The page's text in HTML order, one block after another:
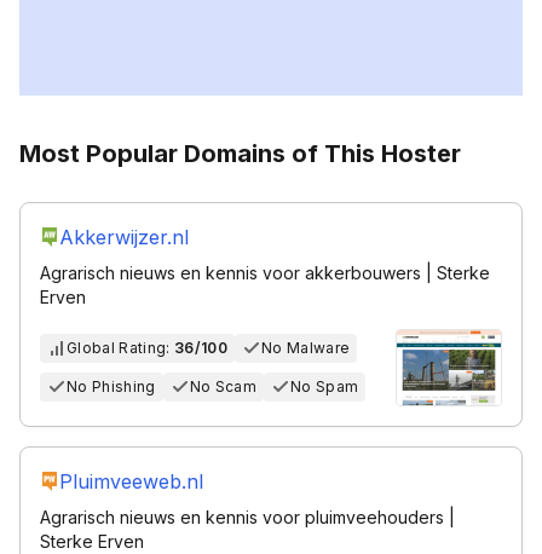
Most Popular Domains of This Hoster
Akkerwijzer.nl
Agrarisch nieuws en kennis voor akkerbouwers | Sterke
Erven
Global Rating: 36/100 No Malware
No Phishing No Scam No Spam
Pluimveeweb.nl
Agrarisch nieuws en kennis voor pluimveehouders |
Sterke Erven